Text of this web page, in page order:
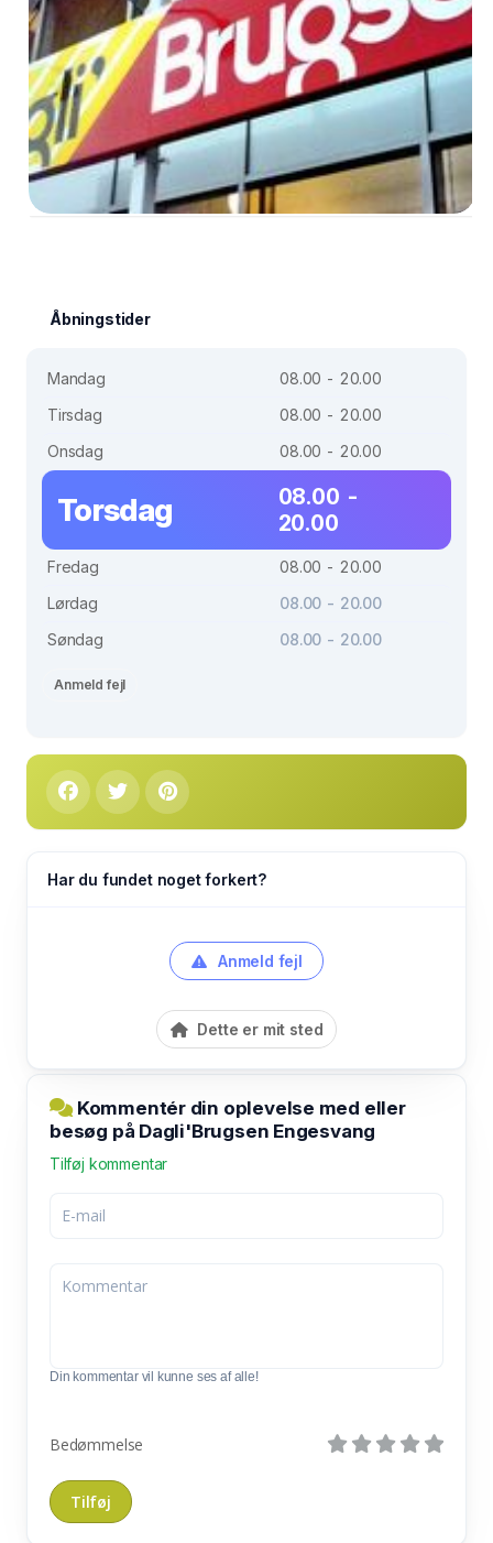
Åbningstider
Mandag
08.00 - 20.00
Tirsdag
08.00 - 20.00
Onsdag
08.00 - 20.00
Torsdag
08.00 -
20.00
Fredag
08.00 - 20.00
Lørdag
08.00 - 20.00
Søndag
08.00 - 20.00
Anmeld fejl
Har du fundet noget forkert?
Anmeld fejl
Dette er mit sted
Kommentér din oplevelse med eller
besøg på Dagli'Brugsen Engesvang
Tilføj kommentar
Din kommentar vil kunne ses af alle!
Bedømmelse